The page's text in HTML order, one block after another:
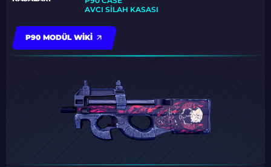
AVCI SILAH KASASI
P90 MODÜL WIKI